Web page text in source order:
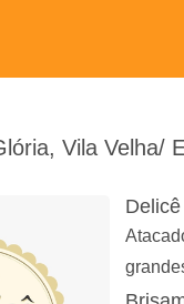
Vila Velha/